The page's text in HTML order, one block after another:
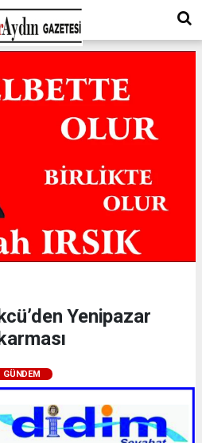
Yenipazar
GÜNDEM